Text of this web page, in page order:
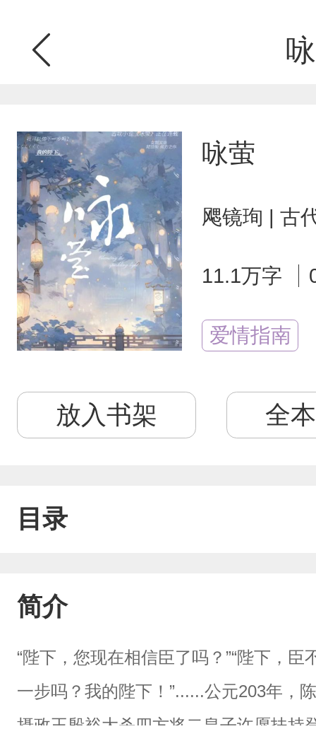
咏萤
飔镜珣 | 古
11.1万字
爱情指南
放入书架 全
目录
简介
“陛下，您现在相信臣了吗？”“陛下，
一步吗？我的陛下！”......公元203年，
摄政王殷裕大杀四方将二皇子许愿扶持